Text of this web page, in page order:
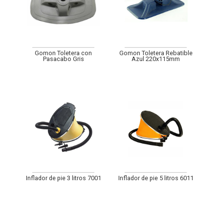
Gomon Toletera con
Pasacabo Gris
Gomon Toletera Rebatible
Azul 220x115mm
Inflador de pie 3 litros 7001 Inflador de pie 5 litros 6011